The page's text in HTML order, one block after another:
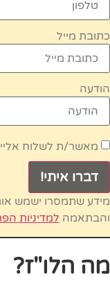
כתובת מייל
הודעה
מאשר/ת לשלוח אליי
דברו איתי!
מידע שתמסרו ישמש
והבתאמה למדיניות
מה הלו"ז?